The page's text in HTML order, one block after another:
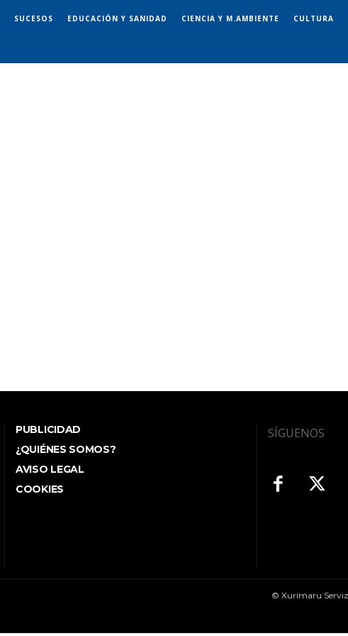
SUCESOS EDUCACIÓN Y SANIDAD CIENCIA Y M.AMBIENTE CULTURA
PUBLICIDAD
¿QUIÉNES SOMOS?
AVISO LEGAL
COOKIES
SÍGUENOS
© Xurimaru